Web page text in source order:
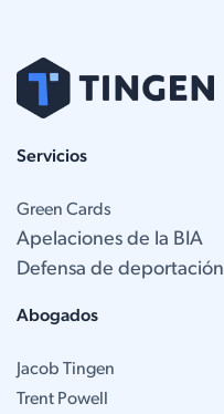
Servicios
Green Cards
Apelaciones de la BIA
Defensa de deportación
Abogados
Jacob Tingen
Trent Powell